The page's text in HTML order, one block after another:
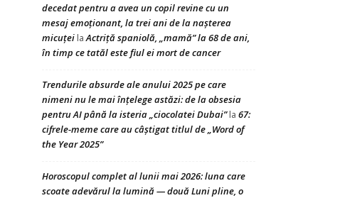
decedat pentru a avea un copil revine cu un
mesaj emoționant, la trei ani de la nașterea
micuței laActriță spaniolă, „mamă” la 68 de ani,
în timp ce tatăl este fiul ei mort de cancer
Trendurile absurde ale anului 2025 pe care
nimeni nu le mai înțelege astăzi: de la obsesia
pentru AI până la isteria „ciocolatei Dubai”la 67:
cifrele-meme care au câștigat titlul de „Word of
the Year 2025”
Horoscopul complet al lunii mai 2026: luna care
scoate adevărul la lumină — două Luni pline, o